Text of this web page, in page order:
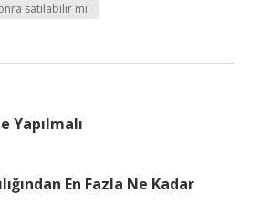
satılabilir mi
Yapılmalı
En Fazla Ne Kadar